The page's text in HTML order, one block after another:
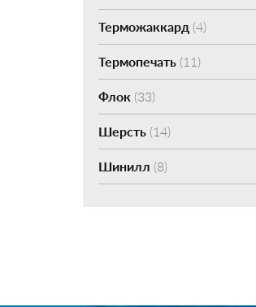
Терможаккард (4)
Термопечать(11)
Флок (33)
Шерсть(14)
Шинилл (8)